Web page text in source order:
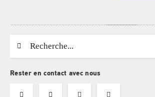
Rester en contact avec nous